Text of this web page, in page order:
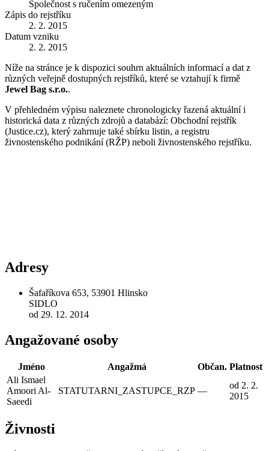
Společnost s ručením omezeným
Zápis do rejstříku
2. 2. 2015
Datum vzniku
2. 2. 2015
Níže na stránce je k dispozici souhrn aktuálních informací a dat z
různých veřejně dostupných rejstříků, které se vztahují k firmě
Jewel Bag s.r.o..
V přehledném výpisu naleznete chronologicky řazená aktuální i
historická data z různých zdrojů a databází: Obchodní rejstřík
(Justice.cz), který zahrnuje také sbírku listin, a registru
živnostenského podnikání (RŽP) neboli živnostenského rejstříku.
Adresy
Šafaříkova 653, 53901 Hlinsko
SIDLO
od 29. 12. 2014
Angažované osoby
Jméno Angažmá Občan. Platnost
Ali Ismael
Amoori Al-
Saeedi
STATUTARNI_ZASTUPCE_RZP —
od 2. 2.
2015
Živnosti